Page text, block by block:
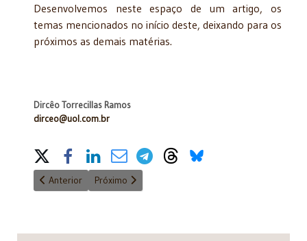
Desenvolvemos neste espaço de um artigo, os
temas mencionados no início deste, deixando para os
próximos as demais matérias.
Dircêo Torrecillas Ramos
dirceo@uol.com.br
Share on Social Media
Artigo anterior: O Sínodo da Amazônia: Uma reflexão
Anterior Próximo artigo: Incentivo ao conhecimento
Próximo